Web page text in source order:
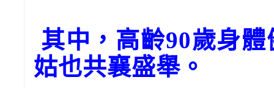
其中，高齡90歲身
姑也共襄盛舉。